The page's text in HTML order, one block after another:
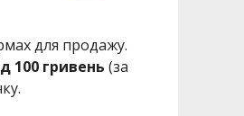
для продажу.
100 гривень (за